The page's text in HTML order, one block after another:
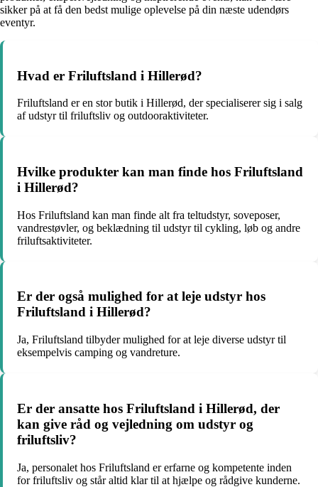
sikker på at få den bedst mulige oplevelse på din næste udendørs
eventyr.
Hvad er Friluftsland i Hillerød?
Friluftsland er en stor butik i Hillerød, der specialiserer sig i salg
af udstyr til friluftsliv og outdooraktiviteter.
Hvilke produkter kan man finde hos Friluftsland
i Hillerød?
Hos Friluftsland kan man finde alt fra teltudstyr, soveposer,
vandrestøvler, og beklædning til udstyr til cykling, løb og andre
friluftsaktiviteter.
Er der også mulighed for at leje udstyr hos
Friluftsland i Hillerød?
Ja, Friluftsland tilbyder mulighed for at leje diverse udstyr til
eksempelvis camping og vandreture.
Er der ansatte hos Friluftsland i Hillerød, der
kan give råd og vejledning om udstyr og
friluftsliv?
Ja, personalet hos Friluftsland er erfarne og kompetente inden
for friluftsliv og står altid klar til at hjælpe og rådgive kunderne.